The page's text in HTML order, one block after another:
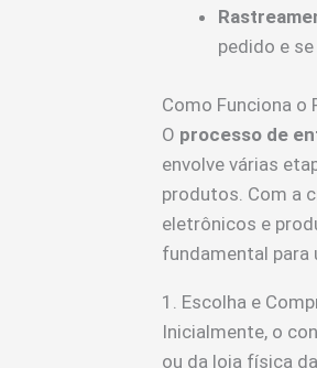
pedido e
Como Funciona o
O processo de
envolve várias
produtos. Com a
eletrônicos e
fundamental para
1. Escolha e
Inicialmente, o
ou da loja física